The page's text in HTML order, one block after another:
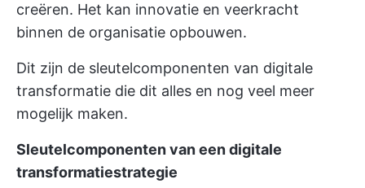
creëren. Het kan innovatie en veerkracht
binnen de organisatie opbouwen.
Dit zijn de sleutelcomponenten van digitale
transformatie die dit alles en nog veel meer
mogelijk maken.
Sleutelcomponenten van een digitale
transformatiestrategie